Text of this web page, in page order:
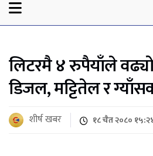
लिटरमै ४ रुपैयाँले
डिजल, मट्टितेल र
शीर्ष खबर १८ चैत २०८०